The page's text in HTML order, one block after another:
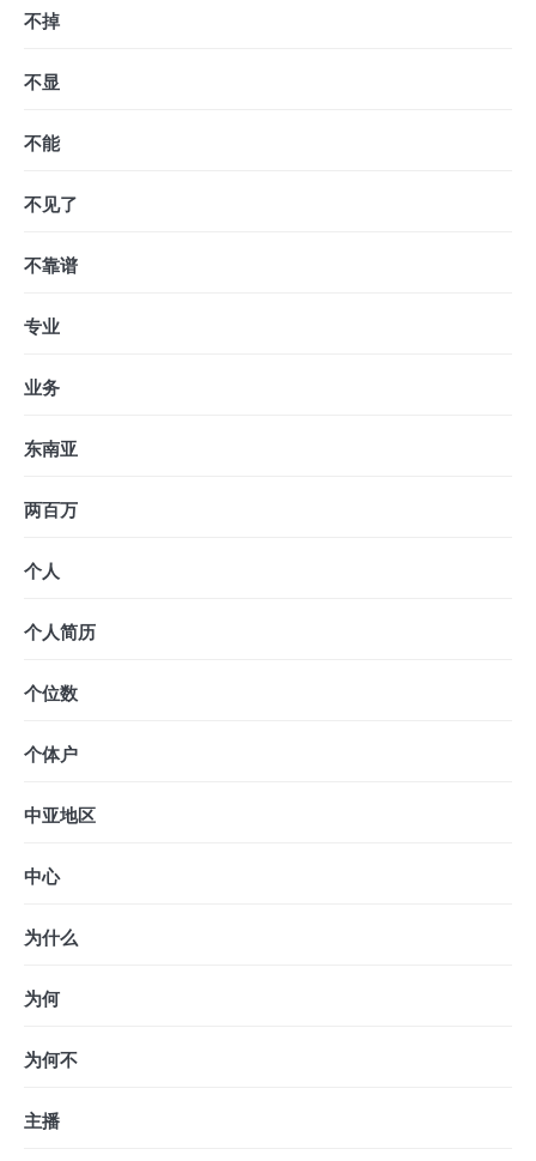
不掉
不显
不能
不见了
不靠谱
专业
业务
东南亚
两百万
个人
个人简历
个位数
个体户
中亚地区
中心
为什么
为何
为何不
主播